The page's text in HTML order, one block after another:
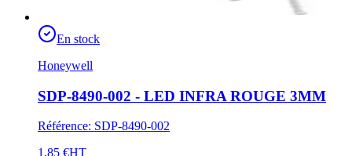
En stock
Honeywell
SDP-8490-002 - LED INFRA ROUGE 3MM
Référence: SDP-8490-002
1,85 €HT